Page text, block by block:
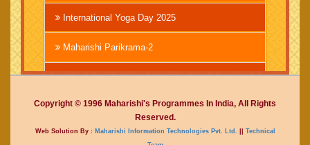
International Yoga Day 2025
Maharishi Parikrama-2
Brahmachari Girish Ji
Mahashivratri 2025
Vedic International Court
Copyright © 1996 Maharishi's Programmes In India, All Rights
Reserved.
Web Solution By :Maharishi Information Technologies Pvt. Ltd. || Technical